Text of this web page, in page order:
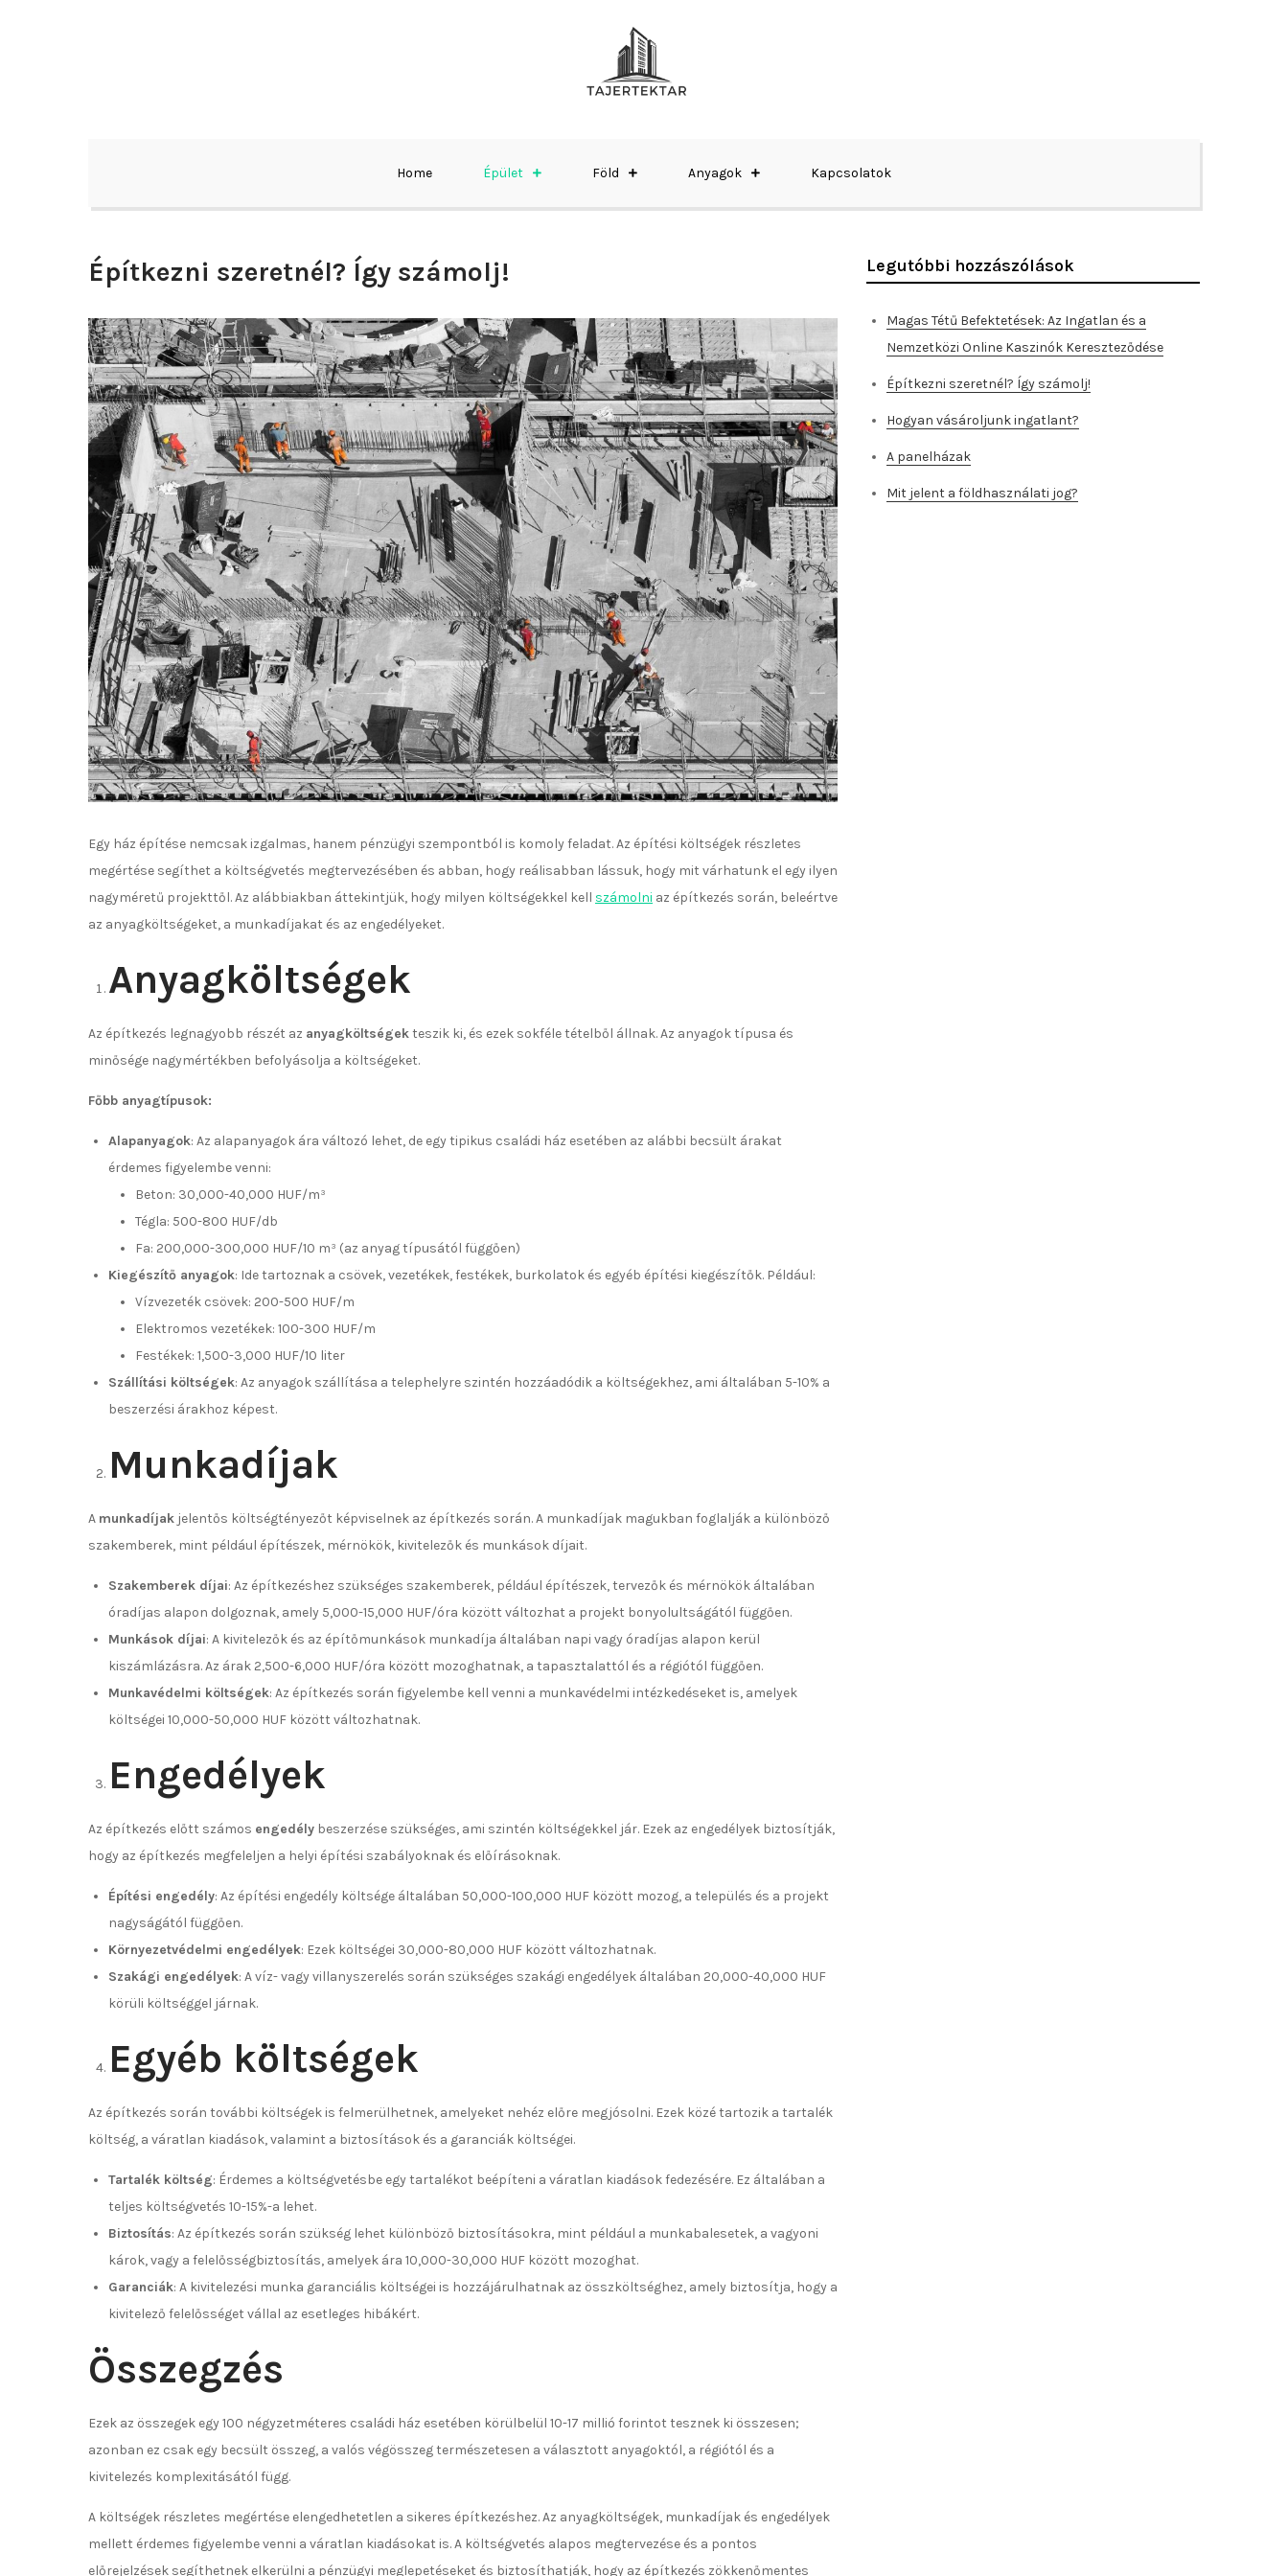
Home Épület Föld Anyagok Kapcsolatok
Építkezni szeretnél? Így számolj!
Egy ház építése nemcsak izgalmas, hanem pénzügyi szempontból is komoly feladat. Az építési költségek részletes
megértése segíthet a költségvetés megtervezésében és abban, hogy reálisabban lássuk, hogy mit várhatunk el egy ilyen
nagyméretű projekttől. Az alábbiakban áttekintjük, hogy milyen költségekkel kell számolni az építkezés során, beleértve
az anyagköltségeket, a munkadíjakat és az engedélyeket.
Anyagköltségek
Az építkezés legnagyobb részét az anyagköltségekteszik ki, és ezek sokféle tételből állnak. Az anyagok típusa és
minősége nagymértékben befolyásolja a költségeket.
Főbb anyagtípusok:
Alapanyagok: Az alapanyagok ára változó lehet, de egy tipikus családi ház esetében az alábbi becsült árakat
érdemes figyelembe venni:
Beton: 30,000-40,000 HUF/m³
Tégla: 500-800 HUF/db
Fa: 200,000-300,000 HUF/10 m³ (az anyag típusától függően)
Kiegészítő anyagok: Ide tartoznak a csövek, vezetékek, festékek, burkolatok és egyéb építési kiegészítők. Például:
Vízvezeték csövek: 200-500 HUF/m
Elektromos vezetékek: 100-300 HUF/m
Festékek: 1,500-3,000 HUF/10 liter
Szállítási költségek: Az anyagok szállítása a telephelyre szintén hozzáadódik a költségekhez, ami általában 5-10% a
beszerzési árakhoz képest.
Munkadíjak
A munkadíjak jelentős költségtényezőt képviselnek az építkezés során. A munkadíjak magukban foglalják a különböző
szakemberek, mint például építészek, mérnökök, kivitelezők és munkások díjait.
Szakemberek díjai: Az építkezéshez szükséges szakemberek, például építészek, tervezők és mérnökök általában
óradíjas alapon dolgoznak, amely 5,000-15,000 HUF/óra között változhat a projekt bonyolultságától függően.
Munkások díjai: A kivitelezők és az építőmunkások munkadíja általában napi vagy óradíjas alapon kerül
kiszámlázásra. Az árak 2,500-6,000 HUF/óra között mozoghatnak, a tapasztalattól és a régiótól függően.
Munkavédelmi költségek: Az építkezés során figyelembe kell venni a munkavédelmi intézkedéseket is, amelyek
költségei 10,000-50,000 HUF között változhatnak.
Engedélyek
Az építkezés előtt számos engedély beszerzése szükséges, ami szintén költségekkel jár. Ezek az engedélyek biztosítják,
hogy az építkezés megfeleljen a helyi építési szabályoknak és előírásoknak.
Építési engedély: Az építési engedély költsége általában 50,000-100,000 HUF között mozog, a település és a projekt
nagyságától függően.
Környezetvédelmi engedélyek: Ezek költségei 30,000-80,000 HUF között változhatnak.
Szakági engedélyek: A víz- vagy villanyszerelés során szükséges szakági engedélyek általában 20,000-40,000 HUF
körüli költséggel járnak.
Egyéb költségek
Az építkezés során további költségek is felmerülhetnek, amelyeket nehéz előre megjósolni. Ezek közé tartozik a tartalék
költség, a váratlan kiadások, valamint a biztosítások és a garanciák költségei.
Tartalék költség: Érdemes a költségvetésbe egy tartalékot beépíteni a váratlan kiadások fedezésére. Ez általában a
teljes költségvetés 10-15%-a lehet.
Biztosítás: Az építkezés során szükség lehet különböző biztosításokra, mint például a munkabalesetek, a vagyoni
károk, vagy a felelősségbiztosítás, amelyek ára 10,000-30,000 HUF között mozoghat.
Garanciák: A kivitelezési munka garanciális költségei is hozzájárulhatnak az összköltséghez, amely biztosítja, hogy a
kivitelező felelősséget vállal az esetleges hibákért.
Összegzés
Ezek az összegek egy 100 négyzetméteres családi ház esetében körülbelül 10-17 millió forintot tesznek ki összesen;
azonban ez csak egy becsült összeg, a valós végösszeg természetesen a választott anyagoktól, a régiótól és a
kivitelezés komplexitásától függ.
A költségek részletes megértése elengedhetetlen a sikeres építkezéshez. Az anyagköltségek, munkadíjak és engedélyek
mellett érdemes figyelembe venni a váratlan kiadásokat is. A költségvetés alapos megtervezése és a pontos
előrejelzések segíthetnek elkerülni a pénzügyi meglepetéseket és biztosíthatják, hogy az építkezés zökkenőmentes
Legutóbbi hozzászólások
Magas Tétű Befektetések: Az Ingatlan és a
Nemzetközi Online Kaszinók Kereszteződése
Építkezni szeretnél? Így számolj!
Hogyan vásároljunk ingatlant?
A panelházak
Mit jelent a földhasználati jog?